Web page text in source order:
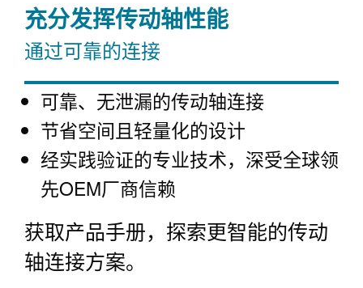
充分发挥传动轴性能
通过可靠的连接
可靠、无泄漏的传动轴连接
节省空间且轻量化的设计
经实践验证的专业技术，深受全球领
先OEM厂商信赖
获取产品手册，探索更智能的传动
轴连接方案。